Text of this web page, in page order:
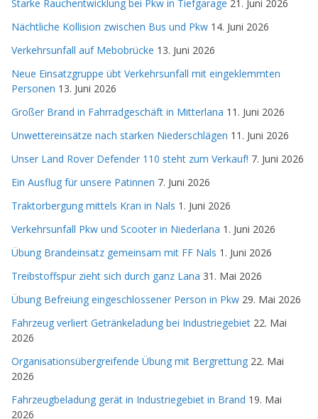
Starke Rauchentwicklung bei Pkw in Tiefgarage 21. Juni 2026
Nächtliche Kollision zwischen Bus und Pkw 14. Juni 2026
Verkehrsunfall auf Mebobrücke 13. Juni 2026
Neue Einsatzgruppe übt Verkehrsunfall mit eingeklemmten
Personen 13. Juni 2026
Großer Brand in Fahrradgeschäft in Mitterlana 11. Juni 2026
Unwettereinsätze nach starken Niederschlägen 11. Juni 2026
Unser Land Rover Defender 110 steht zum Verkauf! 7. Juni 2026
Ein Ausflug für unsere Patinnen 7. Juni 2026
Traktorbergung mittels Kran in Nals 1. Juni 2026
Verkehrsunfall Pkw und Scooter in Niederlana 1. Juni 2026
Übung Brandeinsatz gemeinsam mit FF Nals 1. Juni 2026
Treibstoffspur zieht sich durch ganz Lana 31. Mai 2026
Übung Befreiung eingeschlossener Person in Pkw 29. Mai 2026
Fahrzeug verliert Getränkeladung bei Industriegebiet 22. Mai
2026
Organisationsübergreifende Übung mit Bergrettung 22. Mai
2026
Fahrzeugbeladung gerät in Industriegebiet in Brand 19. Mai
2026